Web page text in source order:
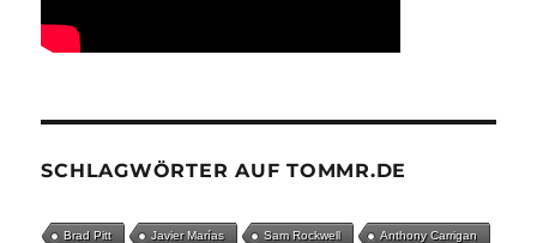
SCHLAGWÖRTER AUF TOMMR.DE
Brad Pitt Javier Marías Sam Rockwell Anthony Carrigan